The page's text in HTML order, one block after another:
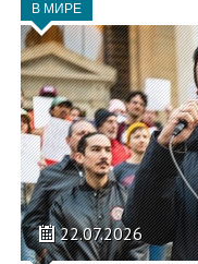
В МИРЕ
22.07.2026